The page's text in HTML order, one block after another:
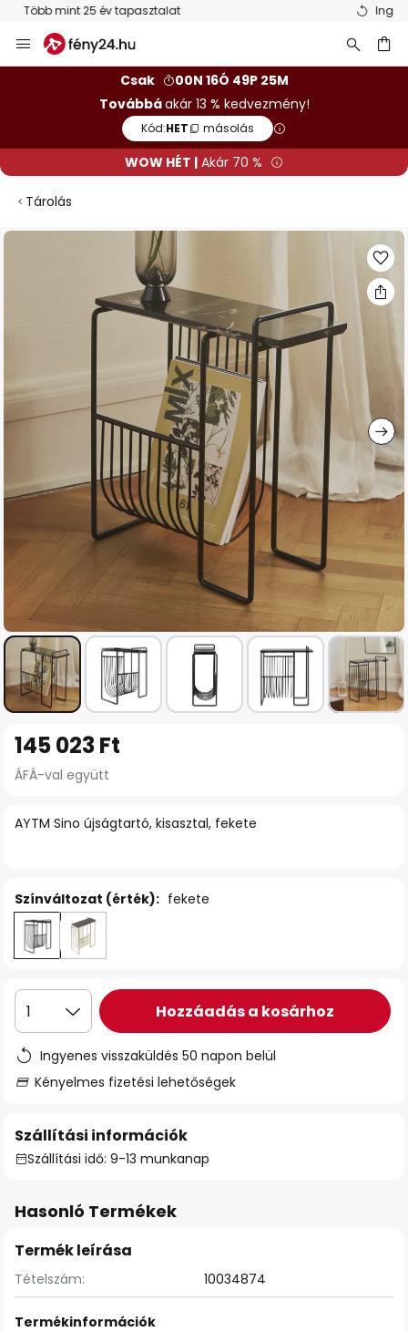
Ingyenes visszaküldés 50 napon belül
Ugrás
a
Csak
00N 16Ó 49P 25M
Továbbáakár 13 % kedvezmény!
Kód:HET másolás
WOW HÉT | Akár 70 %
Tárolás
Ugrás
képgaléria
AYTM Sino újságtartó, kisasztal, fekete
145 023 Ft
ÁFÁ-val együtt
Színváltozat (érték): fekete
1 Hozzáadás a kosárhoz
Ingyenes visszaküldés 50 napon belül
Kényelmes fizetési lehetőségek
Szállítási információk
Szállítási idő: 9-13 munkanap
Hasonló Termékek
Termék leírása
Tételszám: 10034874
Termékinformációk